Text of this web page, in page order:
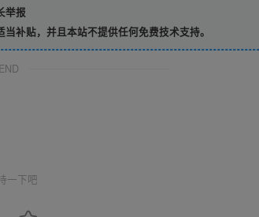
举报
补贴，并且本站不提供任何免费技术支持。
一下吧